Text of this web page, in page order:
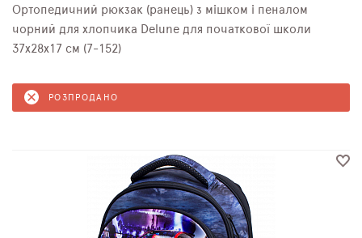
Ортопедичний рюкзак (ранець) з мішком і пеналом
чорний для хлопчика Delune для початкової школи
37х28х17 см (7-152)
РОЗПРОДАНО